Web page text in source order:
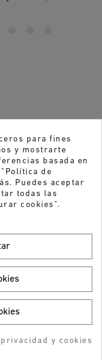
27
AL CARRITO
ofertas y
para fines
y mostrarte
basada en
de
Puedes aceptar
todas las
cookies".
y cookies